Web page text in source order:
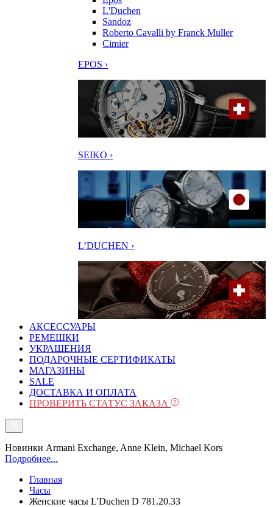
L'Duchen
Sandoz
Roberto Cavalli by Franck Muller
Cimier
EPOS ›
SEIKO ›
L’DUCHEN ›
АКСЕССУАРЫ
РЕМЕШКИ
УКРАШЕНИЯ
ПОДАРОЧНЫЕ СЕРТИФИКАТЫ
МАГАЗИНЫ
SALE
ДОСТАВКА И ОПЛАТА
ПРОВЕРИТЬ СТАТУС ЗАКАЗА
Новинки Armani Exchange, Anne Klein, Michael Kors
Подробнее...
Главная
Часы
Женские часы L'Duchen D 781.20.33